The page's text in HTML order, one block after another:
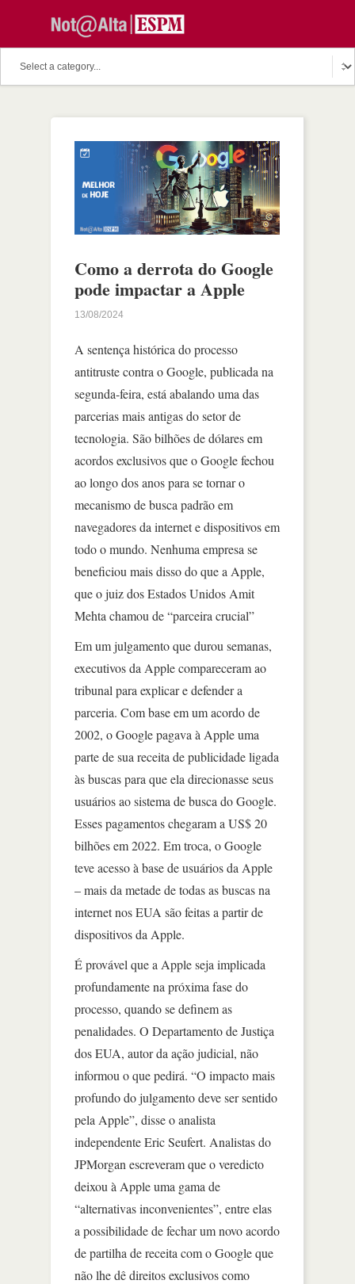
Como a derrota do Google
pode impactar a Apple
13/08/2024
A sentença histórica do processo
antitruste contra o Google, publicada na
segunda-feira, está abalando uma das
parcerias mais antigas do setor de
tecnologia. São bilhões de dólares em
acordos exclusivos que o Google fechou
ao longo dos anos para se tornar o
mecanismo de busca padrão em
navegadores da internet e dispositivos em
todo o mundo. Nenhuma empresa se
beneficiou mais disso do que a Apple,
que o juiz dos Estados Unidos Amit
Mehta chamou de “parceira crucial”
Em um julgamento que durou semanas,
executivos da Apple compareceram ao
tribunal para explicar e defender a
parceria. Com base em um acordo de
2002, o Google pagava à Apple uma
parte de sua receita de publicidade ligada
às buscas para que ela direcionasse seus
usuários ao sistema de busca do Google.
Esses pagamentos chegaram a US$ 20
bilhões em 2022. Em troca, o Google
teve acesso à base de usuários da Apple
– mais da metade de todas as buscas na
internet nos EUA são feitas a partir de
dispositivos da Apple.
É provável que a Apple seja implicada
profundamente na próxima fase do
processo, quando se definem as
penalidades. O Departamento de Justiça
dos EUA, autor da ação judicial, não
informou o que pedirá. “O impacto mais
profundo do julgamento deve ser sentido
pela Apple”, disse o analista
independente Eric Seufert. Analistas do
JPMorgan escreveram que o veredicto
deixou à Apple uma gama de
“alternativas inconvenientes”, entre elas
a possibilidade de fechar um novo acordo
de partilha de receita com o Google que
não lhe dê direitos exclusivos como